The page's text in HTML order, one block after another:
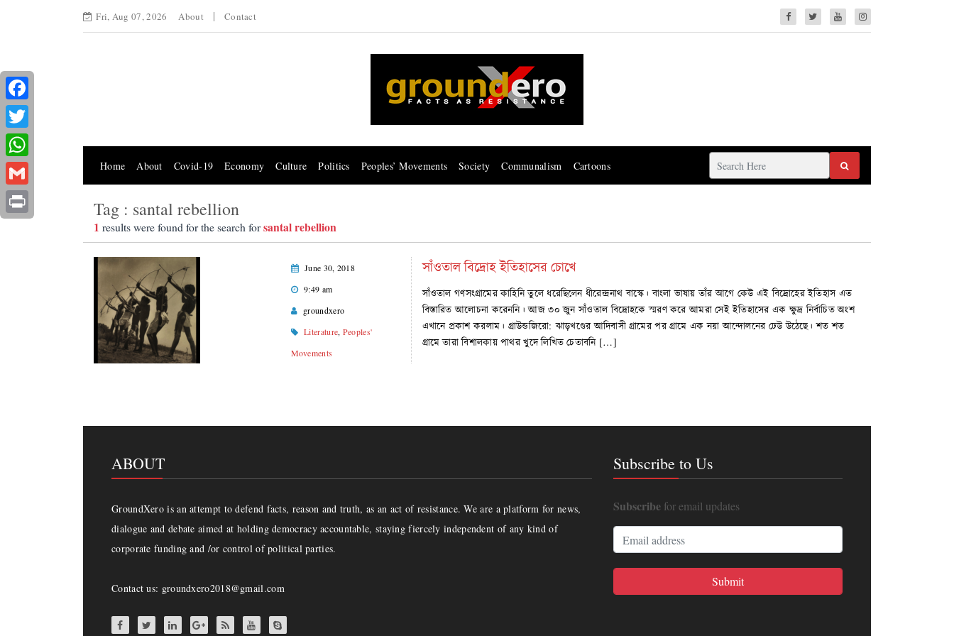
Fri, Aug 07, 2026 About Contact
Home About Covid-19 Economy Culture Politics Peoples’ Movements Society Communalism Cartoons
Tag : santal rebellion
1 results were found for the search forsantal rebellion
June 30, 2018
9:49 am
groundxero
Literature, Peoples'
Movements
সাঁওতাল বিদ্রোহ ইতিহাসের চোখে
সাঁওতাল গণসংগ্রামের কাহিনি তুলে ধরেছিলেন ধীরেন্দ্রনাথ বাস্কে। বাংলা ভাষায় তাঁর আগে কেউ এই বিদ্রোহের ইতিহাস এত
বিস্তারিত আলোচনা করেননি। আজ ৩০ জুন সাঁওতাল বিদ্রোহকে স্মরণ করে আমরা সেই ইতিহাসের এক ক্ষুদ্র নির্বাচিত অংশ
এখানে প্রকাশ করলাম। গ্রাউন্ডজিরো: ঝাড়খণ্ডের আদিবাসী গ্রামের পর গ্রামে এক নয়া আন্দোলনের ঢেউ উঠেছে। শত শত
গ্রামে তারা বিশালকায় পাথর খুদে লিখিত চেতাবনি […]
ABOUT
GroundXero is an attempt to defend facts, reason and truth, as an act of resistance. We are a platform for news,
dialogue and debate aimed at holding democracy accountable, staying fiercely independent of any kind of
corporate funding and /or control of political parties.
Contact us: groundxero2018@gmail.com
Subscribe to Us
Subscribefor email updates
Facebook
Twitter
WhatsApp
Gmail